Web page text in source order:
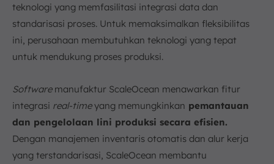
teknologi yang memfasilitasi integrasi data dan
standarisasi proses. Untuk memaksimalkan fleksibilitas
ini, perusahaan membutuhkan teknologi yang tepat
untuk mendukung proses produksi.
Softwaremanufaktur ScaleOcean menawarkan fitur
integrasi real-timeyang memungkinkan pemantauan
dan pengelolaan lini produksi secara efisien.
Dengan manajemen inventaris otomatis dan alur kerja
yang terstandarisasi, ScaleOcean membantu